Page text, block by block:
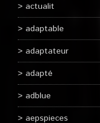
actualit
adaptable
adaptateur
adapté
adblue
aepspieces